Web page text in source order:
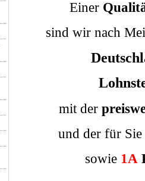
Einer
sind wir nach
mit der
und der für Sie
sowie 1A